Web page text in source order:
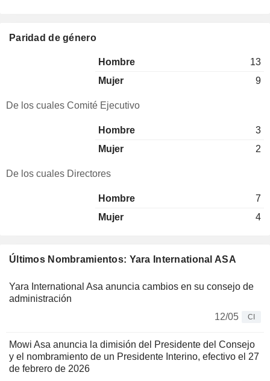
Últimos Nombramientos: Yara International ASA
Yara International Asa anuncia cambios en su consejo de
administración
12/05
CI
Mowi Asa anuncia la dimisión del Presidente del Consejo
y el nombramiento de un Presidente Interino, efectivo el 27
de febrero de 2026
Paridad de género
Hombre
13
Mujer
9
De los cuales Comité Ejecutivo
Hombre
3
Mujer
2
De los cuales Directores
Hombre
7
Mujer
4